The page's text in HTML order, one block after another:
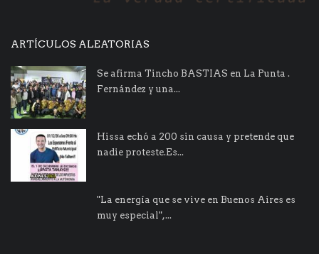
ARTÍCULOS ALEATORIAS
Se afirma Tincho BASTIAS en La Punta .
Fernández y una...
Hissa echó a 200 sin causa y pretende que
nadie proteste.Es...
"La energía que se vive en Buenos Aires es
muy especial",...